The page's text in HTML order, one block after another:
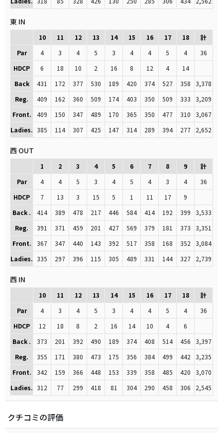
東 IN
10 11 12 13 14 15 16 17 18
計
Par
4 3 4 5 3 4 4 5 4
36
HDCP
6 18 10 2 16 8 12 4
14
Back
431 172 377 530 189 420 374 527 358
3,378
Reg.
409 162 360 509 174 403 350 509 333
3,209
Front.
409 150 347 489 170 365 350 477 310
3,067
Ladies. 385 114 307 425 147 314 289 394 277 2,652
西 OUT
1 2 3 4 5 6 7 8 9
計
Par
4 4 5 3 4 5 4 3 4
36
HDCP
7 13 3 15 5 1 11 17
9
Back .
414 389 478 217 446 584 414 192 399
3,533
Reg.
391 371 459 201 427 569 379 181 373
3,351
Front.
367 347 440 143 392 517 358 168 352
3,084
Ladies. 335 297 396 115 305 489 331 144 327 2,739
西 IN
10 11 12 13 14 15 16 17 18
計
Par
4 3 4 5 3 4 4 5 4
36
HDCP
12 18 8 2 16 14 10 4
6
Back .
373 201 392 490 189 374 408 514 456
3,397
Reg.
355 171 380 473 175 356 384 499 442
3,235
Front.
342 159 366 448 153 339 358 485 420
3,070
Ladies. 312 77 299 418 81 304 290 458 306 2,545
クチコミの評価